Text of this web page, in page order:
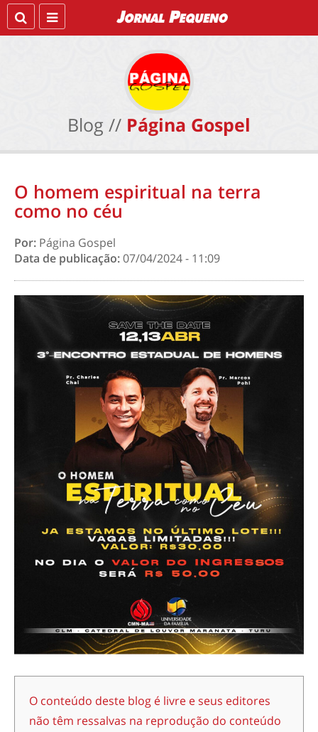
Blog // Página Gospel
O homem espiritual na terra
como no céu
Por: Página Gospel
Data de publicação:07/04/2024 - 11:09
O conteúdo deste blog é livre e seus editores
não têm ressalvas na reprodução do conteúdo